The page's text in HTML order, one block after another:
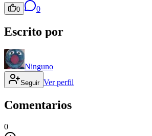
0 0
Escrito por
Ninguno
Seguir Ver perfil
Comentarios
0